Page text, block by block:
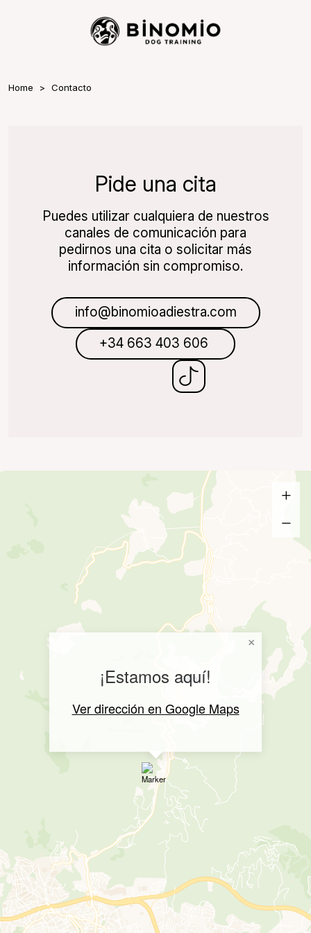
Home Contacto
Pide una cita
Puedes utilizar cualquiera de nuestros
canales de comunicación para
pedirnos una cita o solicitar más
información sin compromiso.
info@binomioadiestra.com
+34 663 403 606
¡Estamos aquí!
Ver dirección en Google Maps
×
+
−